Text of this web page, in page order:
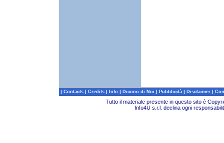
| Contacts | Credits | Info | Dicono di Noi | Pubblicità | Disclaimer |
Tutto il materiale presente in questo sito è
Info4U s.r.l. declina ogni